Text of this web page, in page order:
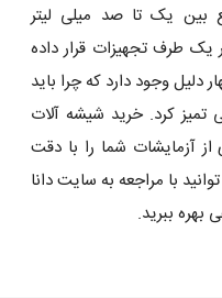
بین یک تا صد میلی لیتر
طرف تجهیزات قرار داده
وجود دارد که چرا باید
تمیز کرد. خرید شیشه آلات
آزمایشات شما را با دقت
با مراجعه به سایت دانا
بهره ببرید.